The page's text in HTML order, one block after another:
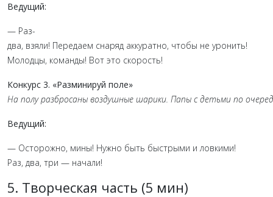
Ведущий:
— Раз-
два, взяли! Передаем снаряд аккуратно, чтобы не уронить!
Молодцы, команды! Вот это скорость!
Конкурс 3. «Разминируй поле»
На полуразбросаны воздушные шарики. Папы сдетьми по
Ведущий:
— Осторожно, мины! Нужно быть быстрыми и ловкими!
Раз, два, три — начали!
5. Творческая часть (5 мин)